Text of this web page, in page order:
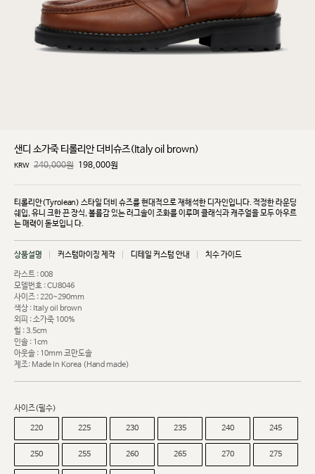
샌디 소가죽 티롤리안 더비슈즈(Italy oil brown)
KRW 240,000원 198,000원
티롤리안(Tyrolean) 스타일 더비 슈즈를 현대적으로 재해석한 디자인입니다. 적정한 라운딩
쉐입, 유니 크한 끈 장식, 볼륨감 있는 러그솔이 조화를 이루며 클래식과 캐주얼을 모두 아우르
는 매력이 돋보입니 다.
상품설명 커스텀마이징 제작 디테일 커스텀 안내 치수 가이드
라스트 : 008
모델번호 : CU8046
사이즈 : 220~290mm
색상 : Italy oil brown
외피 : 소가죽 100%
힐 : 3.5cm
인솔 : 1cm
아웃솔 : 10mm 코만도솔
제조: Made In Korea (Hand made)
사이즈(필수)
220 225 230 235 240 245
250 255 260 265 270 275